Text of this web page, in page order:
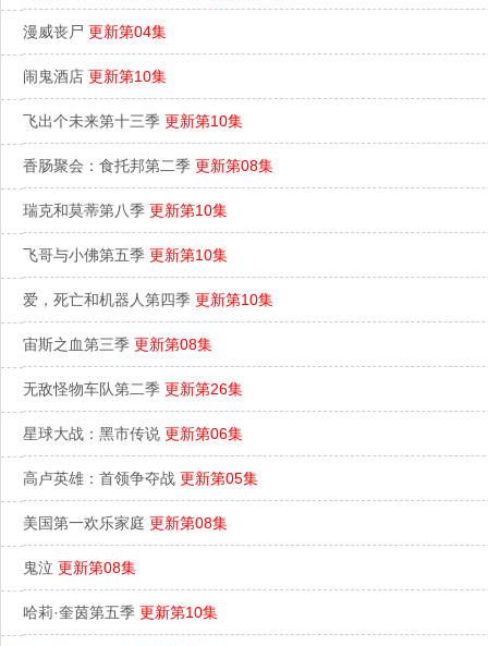
漫威丧尸 更新第04集
闹鬼酒店 更新第10集
飞出个未来第十三季 更新第10集
香肠聚会：食托邦第二季 更新第08集
瑞克和莫蒂第八季 更新第10集
飞哥与小佛第五季 更新第10集
爱，死亡和机器人第四季 更新第10集
宙斯之血第三季 更新第08集
无敌怪物车队第二季 更新第26集
星球大战：黑市传说 更新第06集
高卢英雄：首领争夺战 更新第05集
美国第一欢乐家庭 更新第08集
鬼泣 更新第08集
哈莉·奎茵第五季 更新第10集